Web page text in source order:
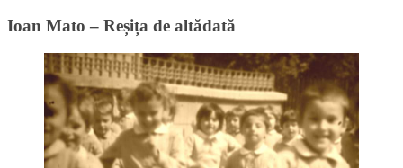
Ioan Mato – Reșița de altădată